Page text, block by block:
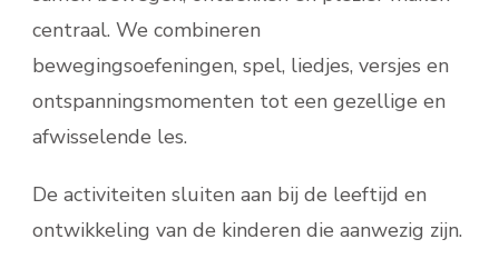
centraal. We combineren
bewegingsoefeningen, spel, liedjes, versjes en
ontspanningsmomenten tot een gezellige en
afwisselende les.
De activiteiten sluiten aan bij de leeftijd en
ontwikkeling van de kinderen die aanwezig zijn.